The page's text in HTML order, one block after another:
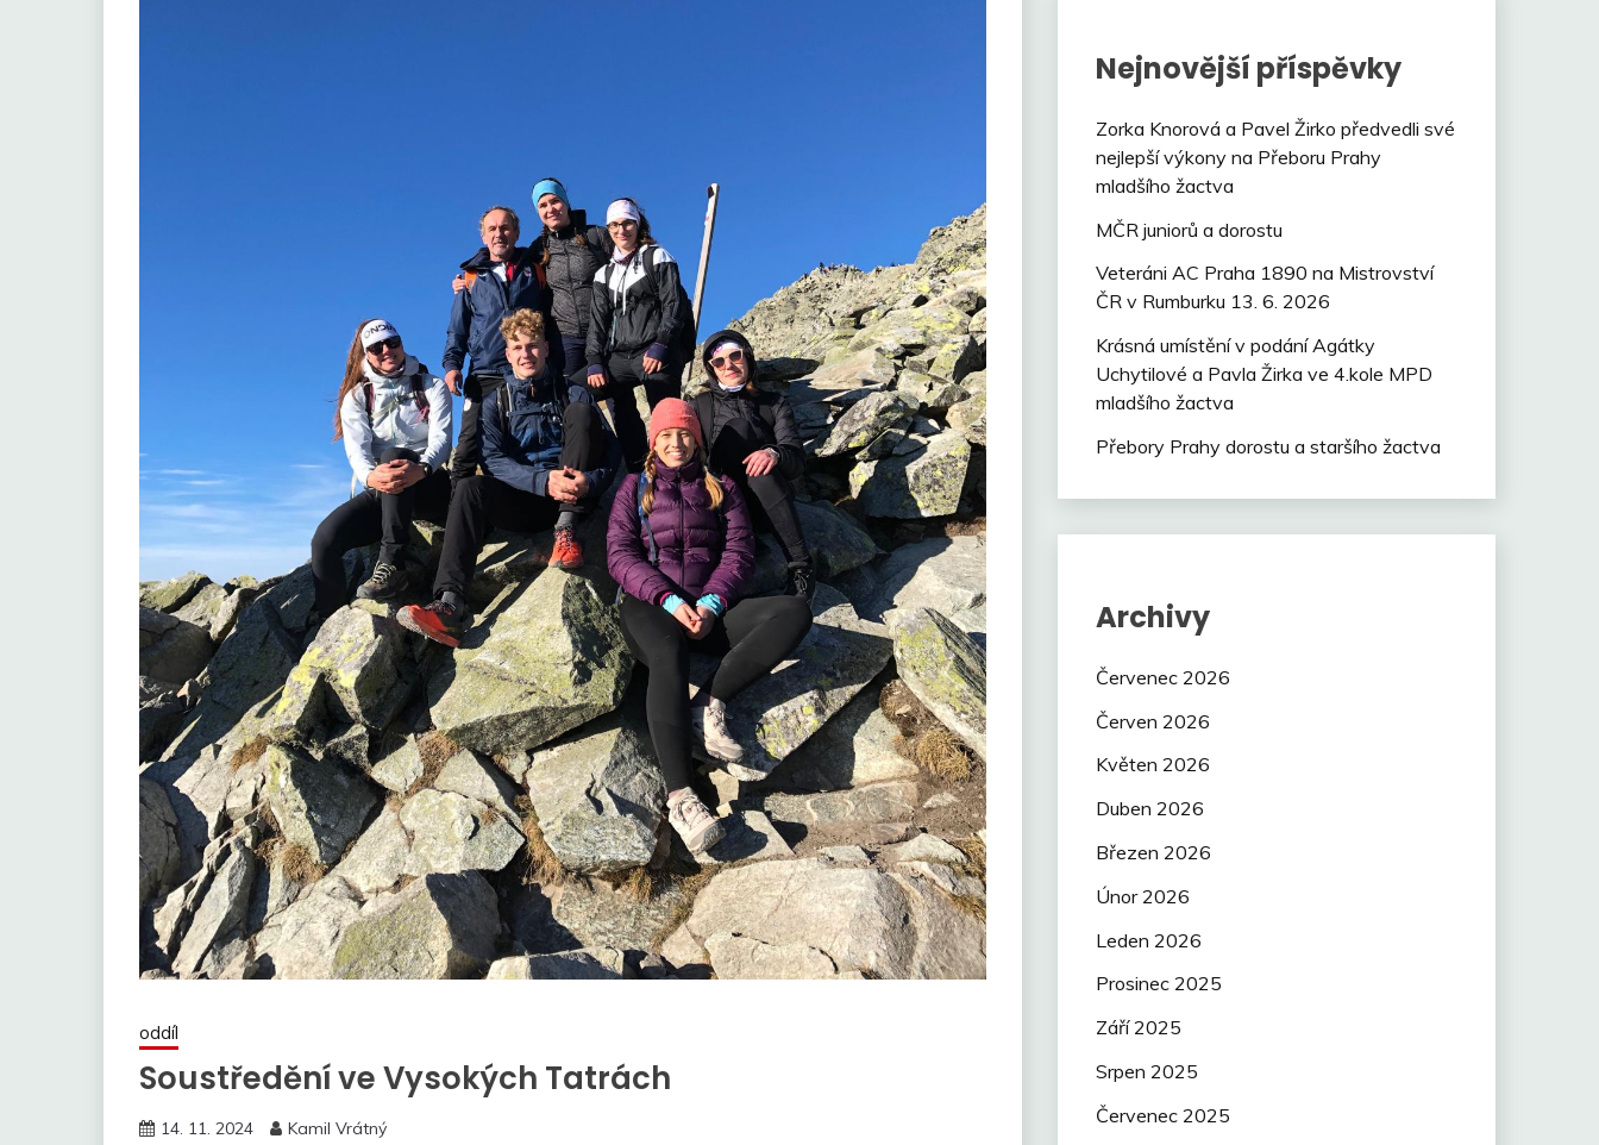
oddíl
Soustředění ve Vysokých Tatrách
14. 11. 2024 Kamil Vrátný
Nejnovější příspěvky
Zorka Knorová a Pavel Žirko předvedli své
nejlepší výkony na Přeboru Prahy
mladšího žactva
MČR juniorů a dorostu
Veteráni AC Praha 1890 na Mistrovství
ČR v Rumburku 13. 6. 2026
Krásná umístění v podání Agátky
Uchytilové a Pavla Žirka ve 4.kole MPD
mladšího žactva
Přebory Prahy dorostu a staršího žactva
Archivy
Červenec 2026
Červen 2026
Květen 2026
Duben 2026
Březen 2026
Únor 2026
Leden 2026
Prosinec 2025
Září 2025
Srpen 2025
Červenec 2025